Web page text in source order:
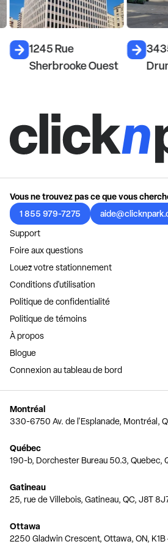
1245 Rue
Sherbrooke Ouest
Vous ne trouvez pas ce que vous
1 855 979-7275
Support
Foire aux questions
Louez votre stationnement
Conditions d'utilisation
Politique de confidentialité
Politique de témoins
À propos
Blogue
Connexion au tableau de bord
Montréal
330-6750 Av. de l'Esplanade, Montréal,
Québec
190-b, Dorchester Bureau 50.3, Quebec,
Gatineau
25, rue de Villebois, Gatineau, QC, J8T
Ottawa
2250 Gladwin Crescent, Ottawa, ON, K1B